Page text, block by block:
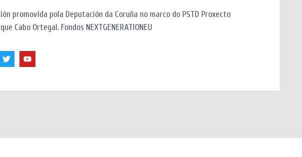
promovida pola Deputación da Coruña no marco do PSTD Proxecto
Cabo Ortegal. Fondos NEXTGENERATIONEU